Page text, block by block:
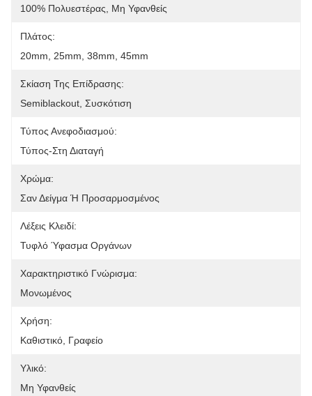
100% Πολυεστέρας, Μη Υφανθείς
Πλάτος:
20mm, 25mm, 38mm, 45mm
Σκίαση Της Επίδρασης:
Semiblackout, Συσκότιση
Τύπος Ανεφοδιασμού:
Τύπος-Στη Διαταγή
Χρώμα:
Σαν Δείγμα Ή Προσαρμοσμένος
Λέξεις Κλειδί:
Τυφλό Ύφασμα Οργάνων
Χαρακτηριστικό Γνώρισμα:
Μονωμένος
Χρήση:
Καθιστικό, Γραφείο
Υλικό:
Μη Υφανθείς